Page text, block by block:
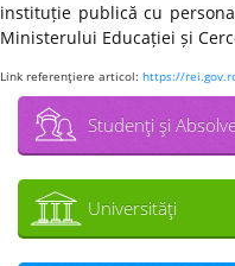
instituție publică cu
Ministerului Educației și
Link referenţiere articol: https://
Studenţi şi
Universităţi